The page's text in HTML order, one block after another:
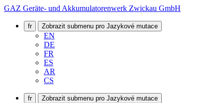
GAZ Geräte- und Akkumulatorenwerk Zwickau GmbH
fr Zobrazit submenu pro Jazykové mutace
EN
DE
FR
ES
AR
CS
fr Zobrazit submenu pro Jazykové mutace